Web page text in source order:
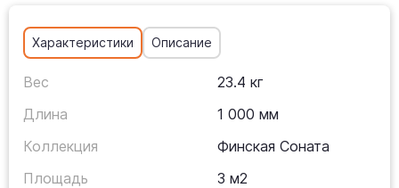
Характеристики Описание
Вес
23.4 кг
Длина
1 000 мм
Коллекция
Финская Соната
Площадь
3 м2